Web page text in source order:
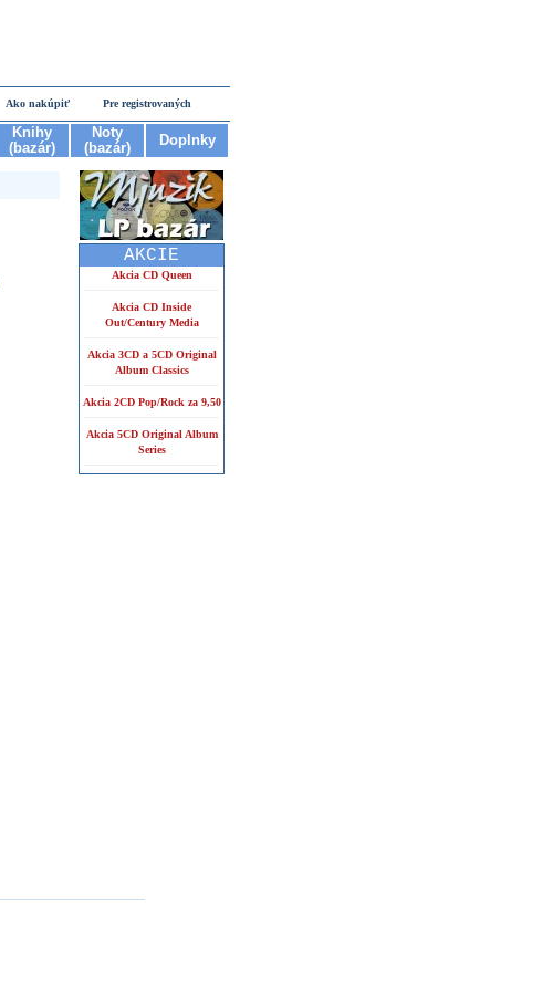
Ako nakúpiť Pre registrovaných
Knihy
(bazár)
Noty
(bazár)
Doplnky
AKCIE
Akcia CD Queen
Akcia CD Inside
Out/Century Media
Akcia 3CD a 5CD Original
Album Classics
Akcia 2CD Pop/Rock za 9,50
Akcia 5CD Original Album
Series